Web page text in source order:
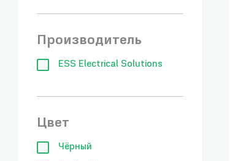
Производитель
ESS Electrical Solutions
Цвет
Чёрный